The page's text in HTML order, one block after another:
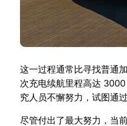
这一过程通常比寻找普通
次充电续航里程高达
究人员不懈努力，试图通
尽管付出了最大努力，当